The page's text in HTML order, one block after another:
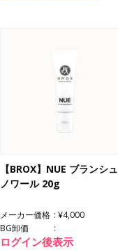
【BROX】NUE ブランシュ
ノワール 20g
メーカー価格
¥4,000
BG卸価
ログイン後表示